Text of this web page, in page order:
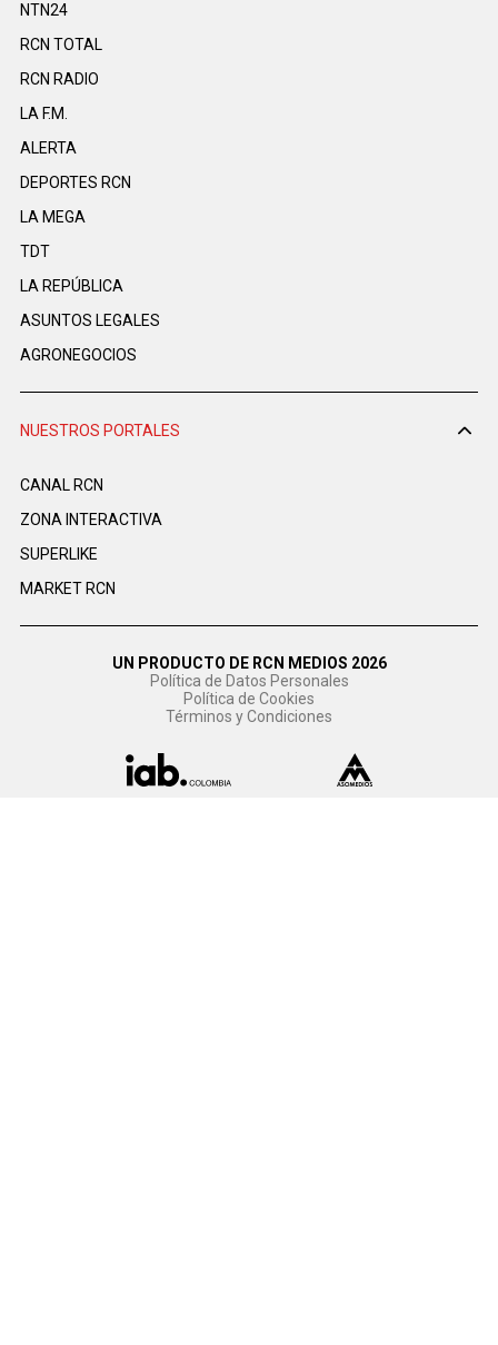
NTN24
RCN TOTAL
RCN RADIO
LA F.M.
ALERTA
DEPORTES RCN
LA MEGA
TDT
LA REPÚBLICA
ASUNTOS LEGALES
AGRONEGOCIOS
NUESTROS PORTALES
CANAL RCN
ZONA INTERACTIVA
SUPERLIKE
MARKET RCN
UN PRODUCTO DE RCN MEDIOS 2026
Política de Datos Personales
Política de Cookies
Términos y Condiciones